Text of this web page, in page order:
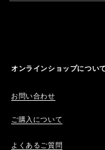
オンラインショップについて
お問い合わせ
ご購入について
よくあるご質問